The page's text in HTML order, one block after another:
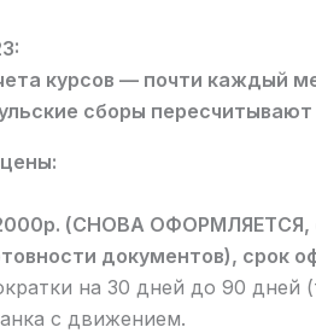
курсов — почти каждый
сборы пересчитывают
(СНОВА ОФОРМЛЯЕТСЯ,
документов), срок
на 30 дней до 90 дней
с движением.